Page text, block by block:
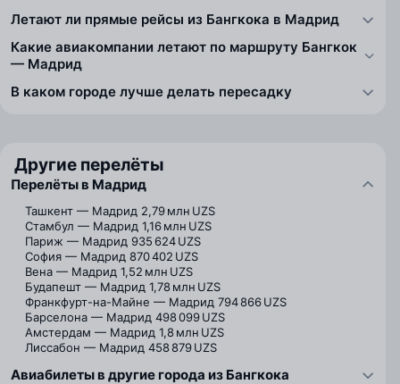
Летают ли прямые рейсы из Бангкока в Мадрид
Какие авиакомпании летают по маршруту Бангкок
— Мадрид
В каком городе лучше делать пересадку
Другие перелёты
Перелёты в Мадрид
Ташкент — Мадрид 2,79 млн UZS
Стамбул — Мадрид 1,16 млн UZS
Париж — Мадрид 935 624 UZS
София — Мадрид 870 402 UZS
Вена — Мадрид 1,52 млн UZS
Будапешт — Мадрид 1,78 млн UZS
Франкфурт-на-Майне — Мадрид 794 866 UZS
Барселона — Мадрид 498 099 UZS
Амстердам — Мадрид 1,8 млн UZS
Лиссабон — Мадрид 458 879 UZS
Авиабилеты в другие города из Бангкока